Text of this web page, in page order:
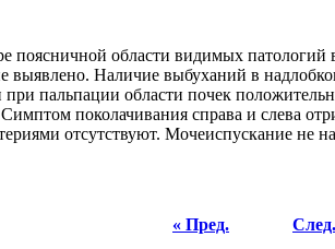
поясничной области видимых патологий
выявлено. Наличие выбуханий в
при пальпации области почек
Симптом поколачивания справа и слева
отсутствуют. Мочеиспускание не
« Пред.